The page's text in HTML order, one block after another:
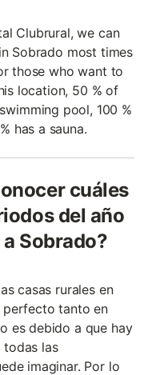
Clubrural, we can
Sobrado most times
those who want to
location, 50 % of
pool, 100 %
has a sauna.
cuáles
del año
Sobrado?
casas rurales en
perfecto tanto en
es debido a que hay
todas las
imaginar. Por lo